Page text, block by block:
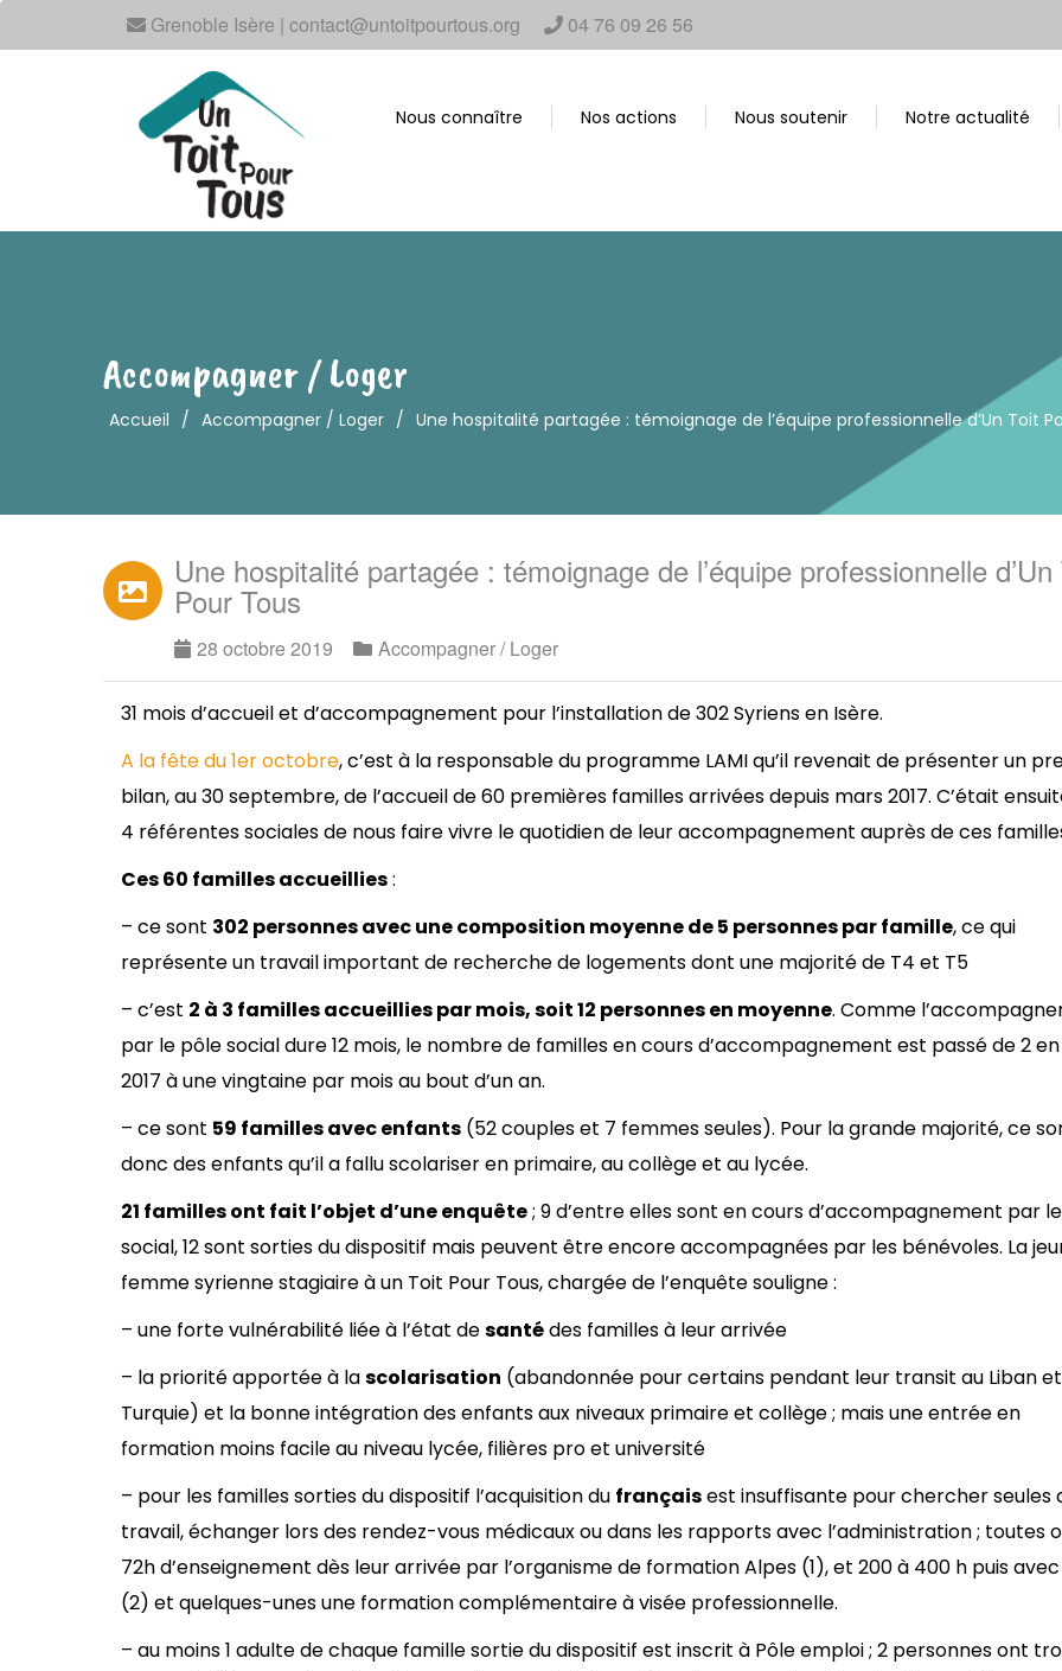
Grenoble Isère | contact@untoitpourtous.org 04 76 09 26 56
Nous connaître Nos actions Nous soutenir Notre actualité
Accompagner / Loger
Accueil / Accompagner / Loger / Une hospitalité partagée : témoignage de l’équipe professionnelle d’Un Toit
Une hospitalité partagée : témoignage de l’équipe professionnelle d’Un
Pour Tous
28 octobre 2019 Accompagner / Loger
31 mois d’accueil et d’accompagnement pour l’installation de 302 Syriens en Isère.
A la fête du 1er octobre, c’est à la responsable du programme LAMI qu’il revenait de présenter un
bilan, au 30 septembre, de l’accueil de 60 premières familles arrivées depuis mars 2017. C’était
4 référentes sociales de nous faire vivre le quotidien de leur accompagnement auprès de ces
Ces 60 familles accueillies:
– ce sont 302 personnes avec une composition moyenne de 5 personnes par famille, ce qui
représente un travail important de recherche de logements dont une majorité de T4 et T5
– c’est 2 à 3 familles accueillies par mois, soit 12 personnes en moyenne. Comme
par le pôle social dure 12 mois, le nombre de familles en cours d’accompagnement est passé de 2
2017 à une vingtaine par mois au bout d’un an.
– ce sont 59 familles avec enfants (52 couples et 7 femmes seules). Pour la grande majorité, ce
donc des enfants qu’il a fallu scolariser en primaire, au collège et au lycée.
21 familles ont fait l’objet d’une enquête; 9 d’entre elles sont en cours d’accompagnement par
social, 12 sont sorties du dispositif mais peuvent être encore accompagnées par les bénévoles. La
femme syrienne stagiaire à un Toit Pour Tous, chargée de l’enquête souligne :
– une forte vulnérabilité liée à l’état desantédes familles à leur arrivée
– la priorité apportée à lascolarisation (abandonnée pour certains pendant leur transit au Liban
Turquie) et la bonne intégration des enfants aux niveaux primaire et collège ; mais une entrée en
formation moins facile au niveau lycée, filières pro et université
– pour les familles sorties du dispositif l’acquisition du françaisest insuffisante pour chercher seules
travail, échanger lors des rendez-vous médicaux ou dans les rapports avec l’administration ; toutes
72h d’enseignement dès leur arrivée par l’organisme de formation Alpes (1), et 200 à 400 h puis avec
(2) et quelques-unes une formation complémentaire à visée professionnelle.
– au moins 1 adulte de chaque famille sortie du dispositif est inscrit à Pôle emploi ; 2 personnes ont